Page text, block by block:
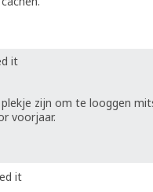
it
zijn om te looggen
voorjaar.
it